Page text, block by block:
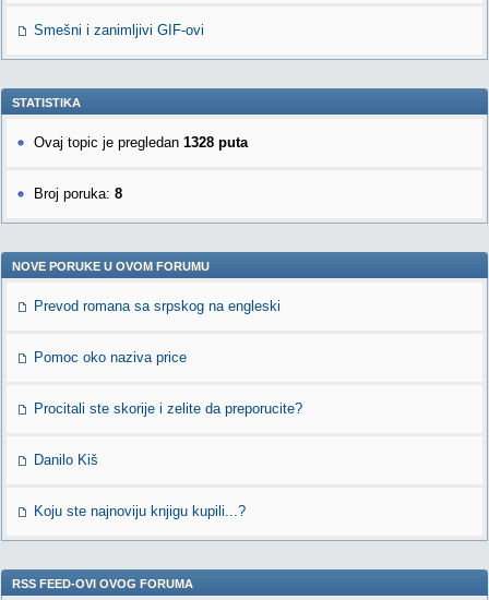
Smešni i zanimljivi GIF-ovi
STATISTIKA
Ovaj topic je pregledan 1328 puta
Broj poruka: 8
NOVE PORUKE U OVOM FORUMU
Prevod romana sa srpskog na engleski
Pomoc oko naziva price
Procitali ste skorije i zelite da preporucite?
Danilo Kiš
Koju ste najnoviju knjigu kupili...?
RSS FEED-OVI OVOG FORUMA